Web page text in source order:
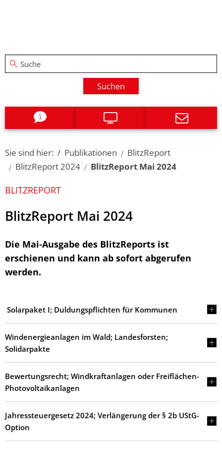
Suchen
Sie sind hier: Publikationen
BlitzReport
BlitzReport 2024
BlitzReport Mai 2024
BLITZREPORT
BlitzReport Mai 2024
Die Mai-Ausgabe des BlitzReports ist
erschienen und kann ab sofort abgerufen
werden.
Solarpaket I; Duldungspflichten für Kommunen
Windenergieanlagen im Wald; Landesforsten;
Solidarpakte
Bewertungsrecht; Windkraftanlagen oder Freiflächen-
Photovoltaikanlagen
Jahressteuergesetz 2024; Verlängerung der § 2b UStG-
Option